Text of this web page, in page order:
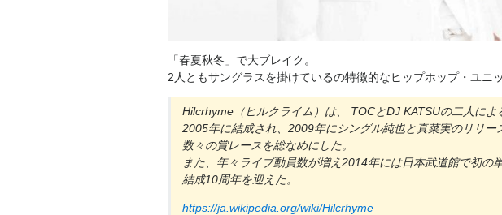
「春夏秋冬」で大ブレイク。
2人ともサングラスを掛けているの特徴的なヒップホップ・ユニ
Hilcrhyme（ヒルクライム）は、 TOCとDJ KATSUの二人によ
2005年に結成され、2009年にシングル純也と真菜実のリリ
数々の賞レースを総なめにした。
また、年々ライブ動員数が増え2014年には日本武道館で初
結成10周年を迎えた。
https://ja.wikipedia.org/wiki/Hilcrhyme